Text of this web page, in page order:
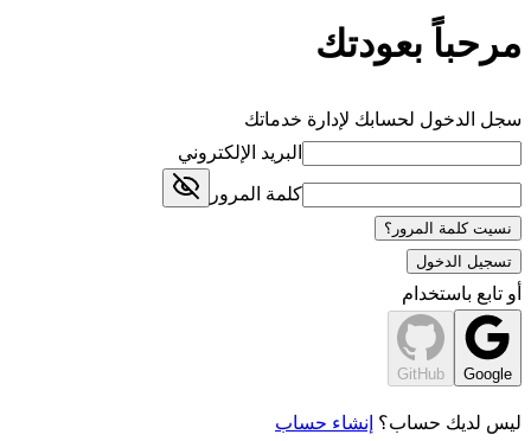
مرحباً بعودتك
سجل الدخول لحسابك لإدارة خدماتك
البريد الإلكتروني
كلمة المرور
نسيت كلمة المرور؟
تسجيل الدخول
أو تابع باستخدام
Google
GitHub
ليس لديك حساب؟ إنشاء حساب